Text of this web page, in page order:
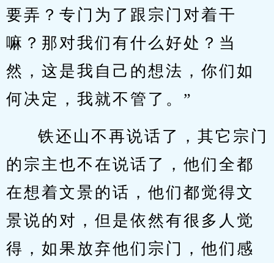
要弄？专门为了跟宗门对着干
嘛？那对我们有什么好处？当
然，这是我自己的想法，你们如
何决定，我就不管了。”
铁还山不再说话了，其它宗门
的宗主也不在说话了，他们全都
在想着文景的话，他们都觉得文
景说的对，但是依然有很多人觉
得，如果放弃他们宗门，他们感